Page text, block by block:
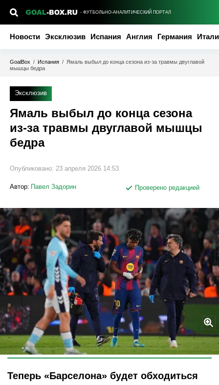
- ФУТБОЛЬНО-АНАЛИТИЧЕСКИЙ ПОРТАЛ
Новости Эксклюзив Испания Англия Германия
GoalBox / Испания / Ямаль выбыл до конца сезона из-за травмы двуглавой
мышцы бедра
Эксклюзив
Ямаль выбыл до конца сезона
из-за травмы двуглавой мышцы
бедра
Опубликовано: 23 апреля 2026 14:53
Автор: Павел Задорин Проверено редакцией
Legion-Media
Теперь «Барселона» будет обходиться